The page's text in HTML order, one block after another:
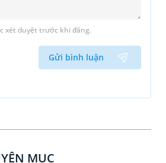
xét duyệt trước khi đăng.
Gửi bình luận
MỤC